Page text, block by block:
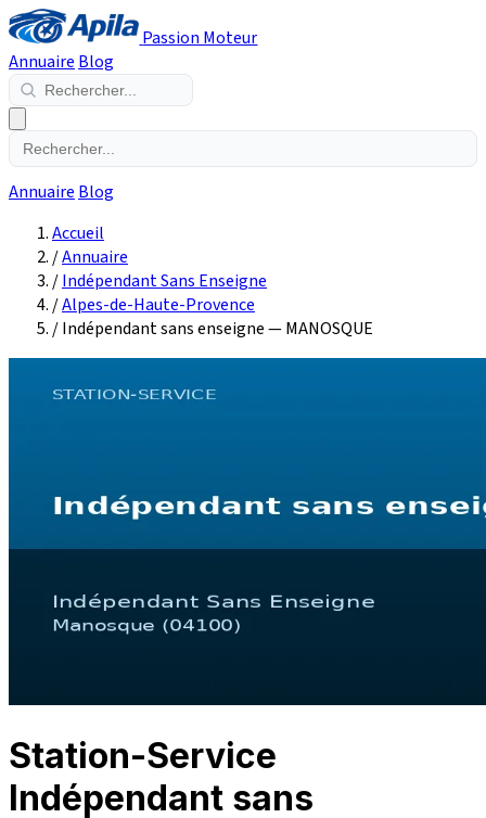
Passion Moteur
Annuaire Blog
Annuaire Blog
Accueil
/Annuaire
/Indépendant Sans Enseigne
/Alpes-de-Haute-Provence
/Indépendant sans enseigne — MANOSQUE
Station-Service
Indépendant sans